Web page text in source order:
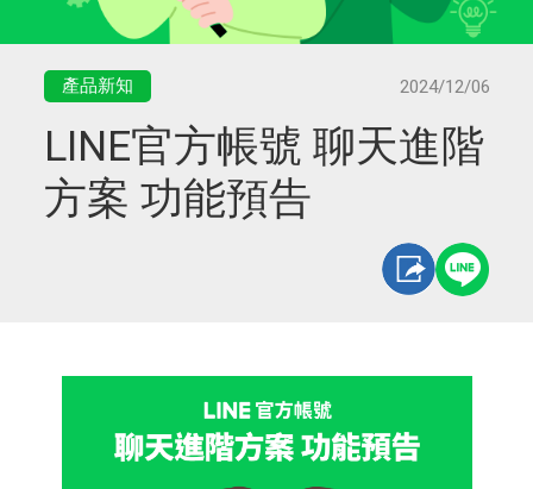
產品新知 2024/12/06
LINE官方帳號 聊天進階
方案 功能預告